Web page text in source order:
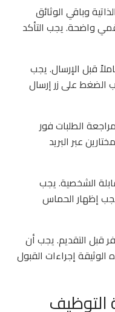
وباقي الوثائق
واضحة. يجب التأكد
قبل الإرسال. يجب
الضغط على زر إرسال
الطلبات فور
عبر البريد
الشخصية. يجب
إظهار الحماس
قبل التقديم. يجب أن
إجراءات القبول
التوظيف